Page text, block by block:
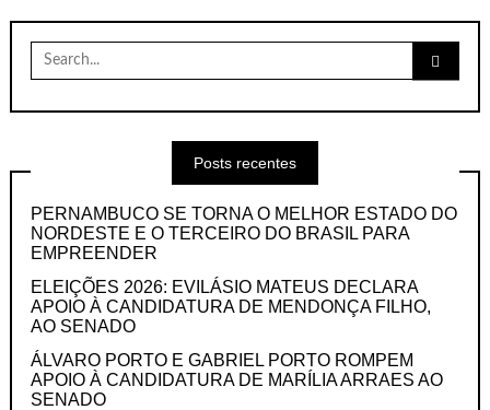
Search
for:
Posts recentes
PERNAMBUCO SE TORNA O MELHOR ESTADO DO
NORDESTE E O TERCEIRO DO BRASIL PARA
EMPREENDER
ELEIÇÕES 2026: EVILÁSIO MATEUS DECLARA
APOIO À CANDIDATURA DE MENDONÇA FILHO,
AO SENADO
ÁLVARO PORTO E GABRIEL PORTO ROMPEM
APOIO À CANDIDATURA DE MARÍLIA ARRAES AO
SENADO